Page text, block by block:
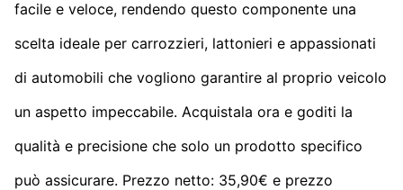
facile e veloce, rendendo questo componente una
scelta ideale per carrozzieri, lattonieri e appassionati
di automobili che vogliono garantire al proprio veicolo
un aspetto impeccabile. Acquistala ora e goditi la
qualità e precisione che solo un prodotto specifico
può assicurare. Prezzo netto: 35,90€ e prezzo